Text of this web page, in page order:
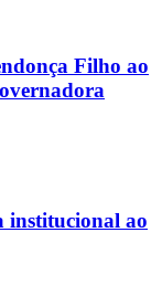
Filho ao
institucional ao